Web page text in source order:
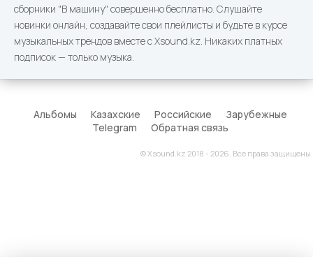
сборники "В машину" совершенно бесплатно. Слушайте
новинки онлайн, создавайте свои плейлисты и будьте в курсе
музыкальных трендов вместе с Xsound.kz. Никаких платных
подписок — только музыка.
Альбомы Казахские Российские
Зарубежные
Telegram
Обратная связь
© Xsound.kz 2018 - 2026. Все права защищены.